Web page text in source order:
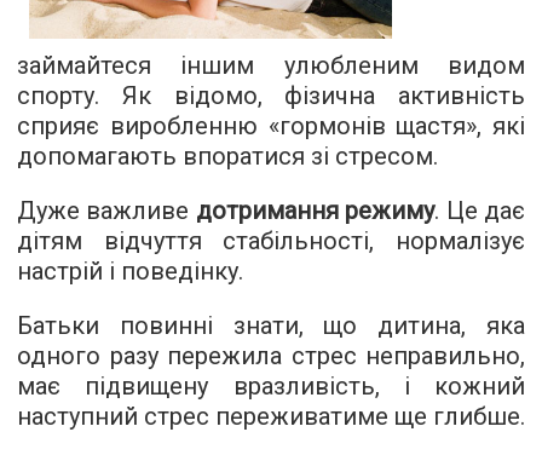
займайтеся іншим улюбленим видом
спорту. Як відомо, фізична активність
сприяє виробленню «гормонів щастя», які
допомагають впоратися зі стресом.
Дуже важливе дотримання режиму. Це дає
дітям відчуття стабільності, нормалізує
настрій і поведінку.
Батьки повинні знати, що дитина, яка
одного разу пережила стрес неправильно,
має підвищену вразливість, і кожний
наступний стрес переживатиме ще глибше.